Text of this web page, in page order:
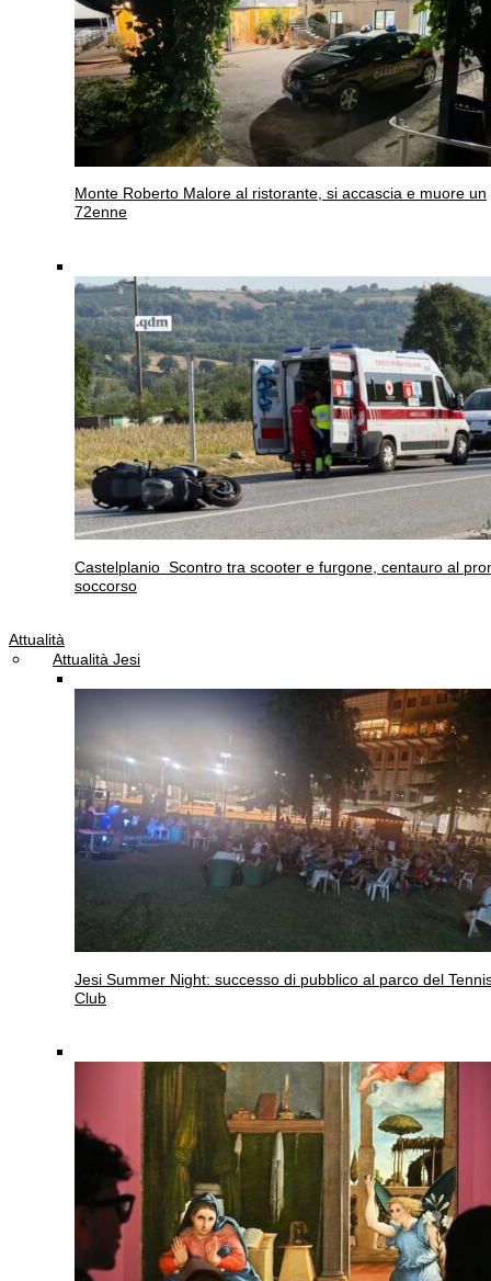
Monte Roberto Malore al ristorante, si accascia e muore un
72enne
Castelplanio Scontro tra scooter e furgone, centauro al
soccorso
Attualità
Attualità Jesi
Jesi Summer Night: successo di pubblico al parco del
Club